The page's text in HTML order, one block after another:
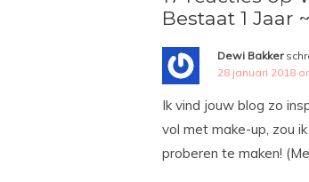
Bestaat 1 Jaar
Dewi Bakker
28 januari 2018
Ik vind jouw blog zo
vol met make-up, zou
proberen te maken!